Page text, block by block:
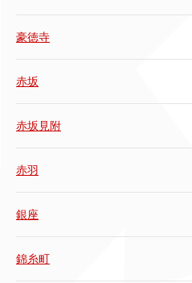
豪徳寺
赤坂
赤坂見附
赤羽
銀座
錦糸町